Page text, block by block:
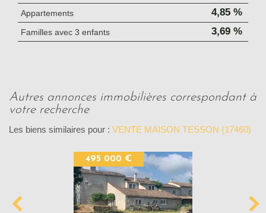
Appartements 4,85 %
Familles avec 3 enfants 3,69 %
autres annonces immobilières correspondant à
votre recherche
Les biens similaires pour : VENTE MAISON TESSON (17460)
495 000 €